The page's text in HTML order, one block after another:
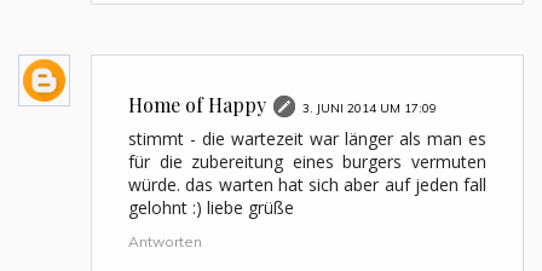
Home of Happy 3. JUNI 2014 UM 17:09
stimmt - die wartezeit war länger als man es
für die zubereitung eines burgers vermuten
würde. das warten hat sich aber auf jeden fall
gelohnt :) liebe grüße
Antworten